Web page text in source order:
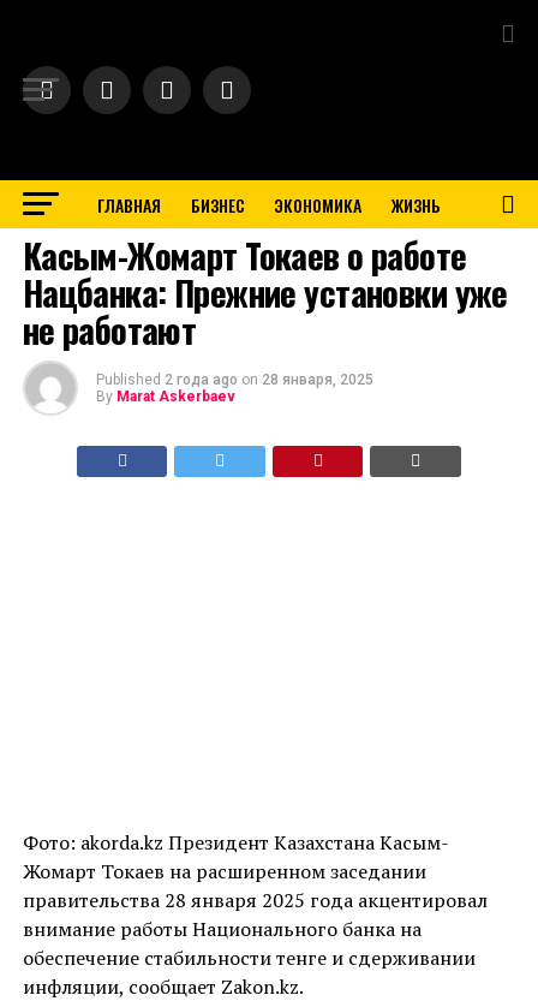
ГЛАВНАЯ БИЗНЕС ЭКОНОМИКА ЖИЗНЬ
BUSINESS
Касым-Жомарт Токаев о работе
Нацбанка: Прежние установки уже
не работают
Published 2 года ago on 28 января, 2025
By Marat Askerbaev
Фото: akorda.kz Президент Казахстана Касым-
Жомарт Токаев на расширенном заседании
правительства 28 января 2025 года акцентировал
внимание работы Национального банка на
обеспечение стабильности тенге и сдерживании
инфляции, сообщает Zakon.kz.